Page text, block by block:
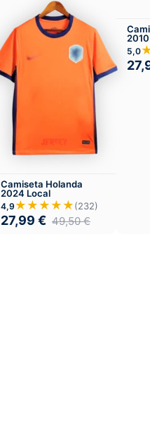
Camiseta Holanda
2024 Local
4,9 ★★★★★(232)
27,99 € 49,50€
2010-
5,0
27,99